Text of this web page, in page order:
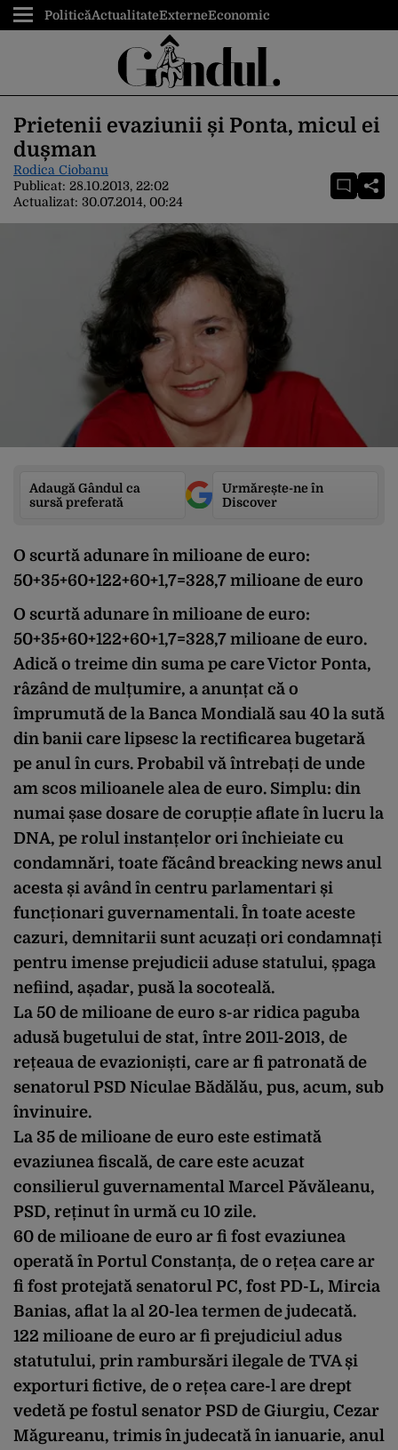
PoliticăActualitateExterneEconomic
Prietenii evaziunii și Ponta, micul ei
dușman
Rodica Ciobanu
Publicat: 28.10.2013, 22:02
Actualizat: 30.07.2014, 00:24
Adaugă Gândul ca
sursă preferată
Urmărește-ne în
Discover
O scurtă adunare în milioane de euro:
50+35+60+122+60+1,7=328,7 milioane de euro
O scurtă adunare în milioane de euro:
50+35+60+122+60+1,7=328,7 milioane de euro.
Adică o treime din suma pe care Victor Ponta,
râzând de mulțumire, a anunțat că o
împrumută de la Banca Mondială sau 40 la sută
din banii care lipsesc la rectificarea bugetară
pe anul în curs. Probabil vă întrebați de unde
am scos milioanele alea de euro. Simplu: din
numai șase dosare de corupție aflate în lucru la
DNA, pe rolul instanțelor ori închieiate cu
condamnări, toate făcând breacking news anul
acesta și având în centru parlamentari și
funcționari guvernamentali. În toate aceste
cazuri, demnitarii sunt acuzați ori condamnați
pentru imense prejudicii aduse statului, șpaga
nefiind, așadar, pusă la socoteală.
La 50 de milioane de euro s-ar ridica paguba
adusă bugetului de stat, între 2011-2013, de
rețeaua de evazioniști, care ar fi patronată de
senatorul PSD Niculae Bădălău, pus, acum, sub
învinuire.
La 35 de milioane de euro este estimată
evaziunea fiscală, de care este acuzat
consilierul guvernamental Marcel Păvăleanu,
PSD, reținut în urmă cu 10 zile.
60 de milioane de euro ar fi fost evaziunea
operată în Portul Constanța, de o rețea care ar
fi fost protejată senatorul PC, fost PD-L, Mircia
Banias, aflat la al 20-lea termen de judecată.
122 milioane de euro ar fi prejudiciul adus
statutului, prin rambursări ilegale de TVA și
exporturi fictive, de o rețea care-l are drept
vedetă pe fostul senator PSD de Giurgiu, Cezar
Măgureanu, trimis în judecată în ianuarie, anul